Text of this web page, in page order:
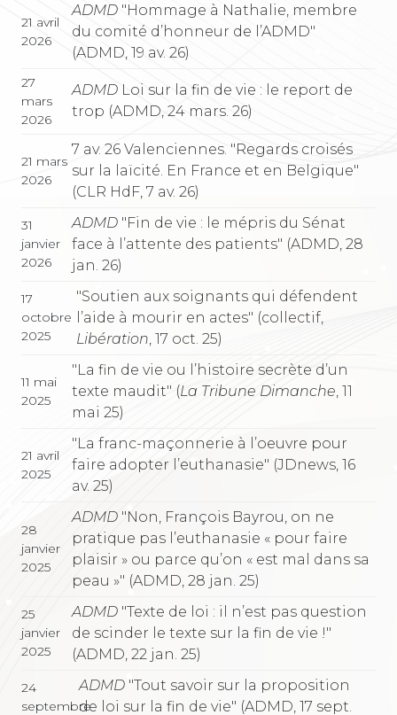
21 avril
2026
ADMD "Hommage à Nathalie, membre
du comité d’honneur de l’ADMD"
(ADMD, 19 av. 26)
27
mars
2026
ADMD Loi sur la fin de vie : le report de
trop (ADMD, 24 mars. 26)
21 mars
2026
7 av. 26 Valenciennes. "Regards croisés
sur la laïcité. En France et en Belgique"
(CLR HdF, 7 av. 26)
31
janvier
2026
ADMD "Fin de vie : le mépris du Sénat
face à l’attente des patients" (ADMD, 28
jan. 26)
17
octobre
2025
"Soutien aux soignants qui défendent
l’aide à mourir en actes" (collectif,
Libération , 17 oct. 25)
11 mai
2025
"La fin de vie ou l’histoire secrète d’un
texte maudit" (La Tribune Dimanche , 11
mai 25)
21 avril
2025
"La franc-maçonnerie à l’oeuvre pour
faire adopter l’euthanasie" (JDnews, 16
av. 25)
28
janvier
2025
ADMD "Non, François Bayrou, on ne
pratique pas l’euthanasie « pour faire
plaisir » ou parce qu’on « est mal dans sa
peau »" (ADMD, 28 jan. 25)
25
janvier
2025
ADMD "Texte de loi : il n’est pas question
de scinder le texte sur la fin de vie !"
(ADMD, 22 jan. 25)
24
septembre
ADMD "Tout savoir sur la proposition
de loi sur la fin de vie" (ADMD, 17 sept.